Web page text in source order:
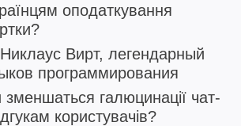
оподаткування
Вирт, легендарный
программирования
галюцинації чат-
користувачів?